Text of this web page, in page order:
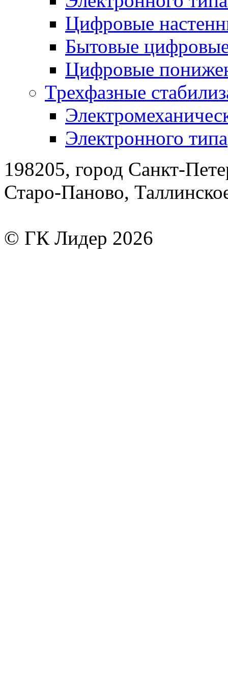
Цифровые
Бытовые
Цифровые
Трехфазные
Электронного типа
198205, город Санкт-
Старо-Паново,
© ГК Лидер 2026